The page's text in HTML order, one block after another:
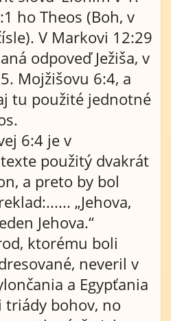
ho Theos (Boh, v
V Markovi 12:29
odpoveď Ježiša, v
Mojžišovu 6:4, a
tu použité jednotné
6:4 je v
použitý dvakrát
a preto by bol
„Jehova,
Jehova.“
ktorému boli
neveril v
a Egypťania
triády bohov, no